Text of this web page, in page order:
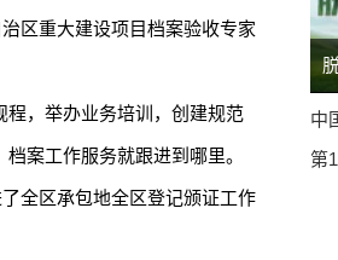
区重大建设项目档案验收专家
，举办业务培训，创建规范
案工作服务就跟进到哪里。
全区承包地全区登记颁证工作
中
第